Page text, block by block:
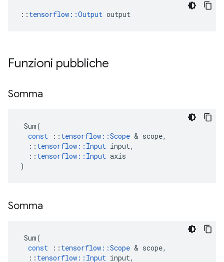
:: tensorflow::Output output
Funzioni pubbliche
Somma
Sum(
const
:: tensorflow ::Scope & scope,
:: tensorflow :: Input input,
:: tensorflow :: Input axis
)
Somma
Sum(
const
:: tensorflow ::Scope & scope,
:: tensorflow :: Input input,